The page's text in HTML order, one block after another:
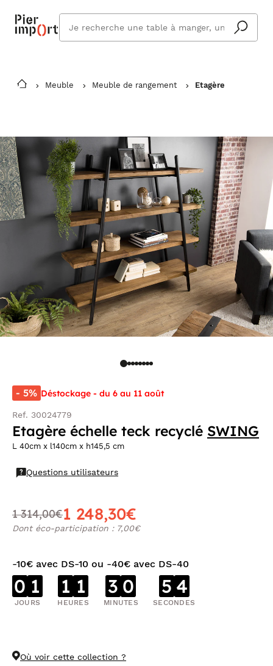
cherchez
vous ?
Meuble Meuble de rangement Etagère
- 5% Déstockage - du 6 au 11 août
Ref. 30024779
Etagère échelle teck recyclé SWING
L 40cm x l140cm x h145,5 cm
Questions utilisateurs
1 314,00€1 248,30€
Dont éco-participation : 7,00€
-10€ avec DS-10 ou -40€ avec DS-40
0 1
JOURS
1 1
HEURES
3 0
MINUTES
5 3
SECONDES
Où voir cette collection ?